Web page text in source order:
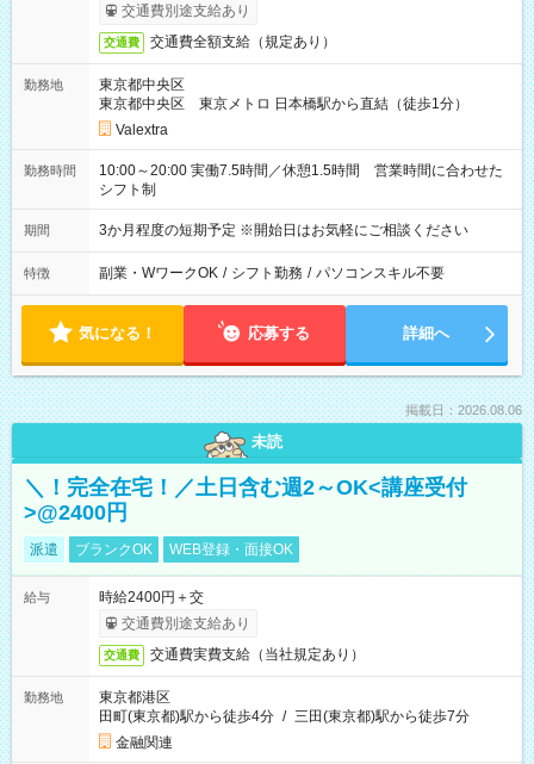
交通費別途支給あり
交通費 交通費全額支給（規定あり）
勤務地
東京都中央区
東京都中央区 東京メトロ 日本橋駅から直結（徒歩1分）
Valextra
勤務時間
10:00～20:00 実働7.5時間／休憩1.5時間 営業時間に合わせた
シフト制
期間 3か月程度の短期予定 ※開始日はお気軽にご相談ください
特徴 副業・WワークOK / シフト勤務 / パソコンスキル不要
気になる！ 応募する 詳細へ
掲載日：2026.08.06
未読
＼！完全在宅！／土日含む週2～OK<講座受付
>@2400円
派遣 ブランクOK WEB登録・面接OK
給与
時給2400円＋交
交通費別途支給あり
交通費 交通費実費支給（当社規定あり）
勤務地
東京都港区
田町(東京都)駅から徒歩4分 / 三田(東京都)駅から徒歩7分
金融関連